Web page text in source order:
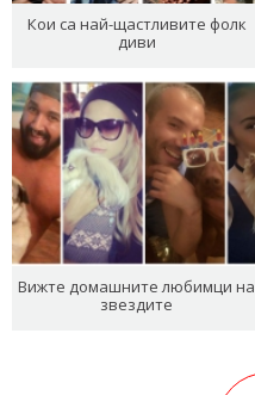
Кои са най-щастливите фолк
диви
Вижте домашните любимци на
звездите